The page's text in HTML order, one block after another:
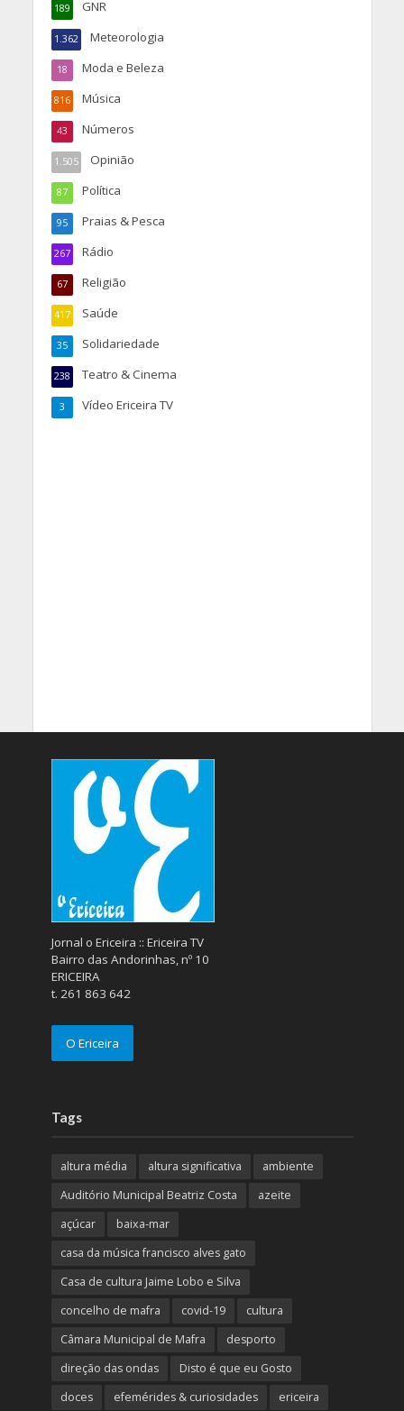
GNR
189
Meteorologia
1.362
Moda e Beleza
18
Música
816
Números
43
Opinião
1.505
Política
87
Praias & Pesca
95
Rádio
267
Religião
67
Saúde
417
Solidariedade
35
Teatro & Cinema
238
Vídeo Ericeira TV
3
Jornal o Ericeira :: Ericeira TV
Bairro das Andorinhas, nº 10
ERICEIRA
t. 261 863 642
O Ericeira
Tags
altura média altura significativa
ambiente
Auditório Municipal Beatriz Costa
azeite
açúcar
baixa-mar
casa da música francisco alves gato
Casa de cultura Jaime Lobo e Silva
concelho de mafra
covid-19
cultura
Câmara Municipal de Mafra
desporto
direção das ondas
Disto é que eu Gosto
doces
efemérides & curiosidades ericeira